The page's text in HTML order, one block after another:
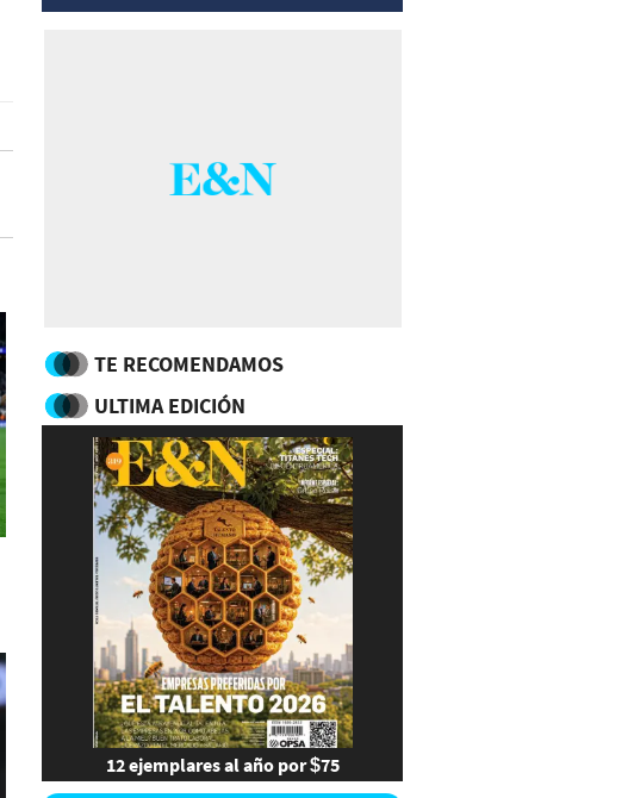
TE RECOMENDAMOS
ULTIMA EDICIÓN
12 ejemplares al año por $75